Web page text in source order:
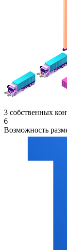
3 собственных
6
Возможность